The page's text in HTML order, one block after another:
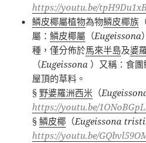
https://youtu.be/
鱗皮椰屬植物為物鱗皮椰族
屬：鱗皮椰屬 （Eugeissona
種，僅分佈於馬來半島及婆
（Eugeissona ）又稱：食
屋頂的草料。
§ 野婆羅洲西米 （
https://youtu.be/
§ 鱗皮椰 （Eugeissona
https://youtu.be/